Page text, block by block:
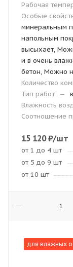
Рабочая
Особые
минеральным
напольным
высыхает,
и в очень
бетон, Можно
Количество
Тип работ
—
Влажность
Соотношение
15 120₽/шт
от 1 до 4 шт
от 5 до 9 шт
от 10 шт
для влажных